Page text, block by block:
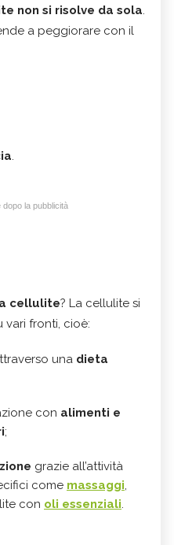
non si risolve da sola.
a peggiorare con il
.
la pubblicità
cellulite? La cellulite si
fronti, cioè:
una dieta
con alimenti e
;
grazie all’attività
come massaggi,
con oli essenziali.